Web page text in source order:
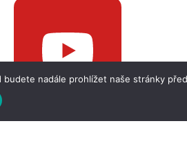
nadále prohlížet naše stránky